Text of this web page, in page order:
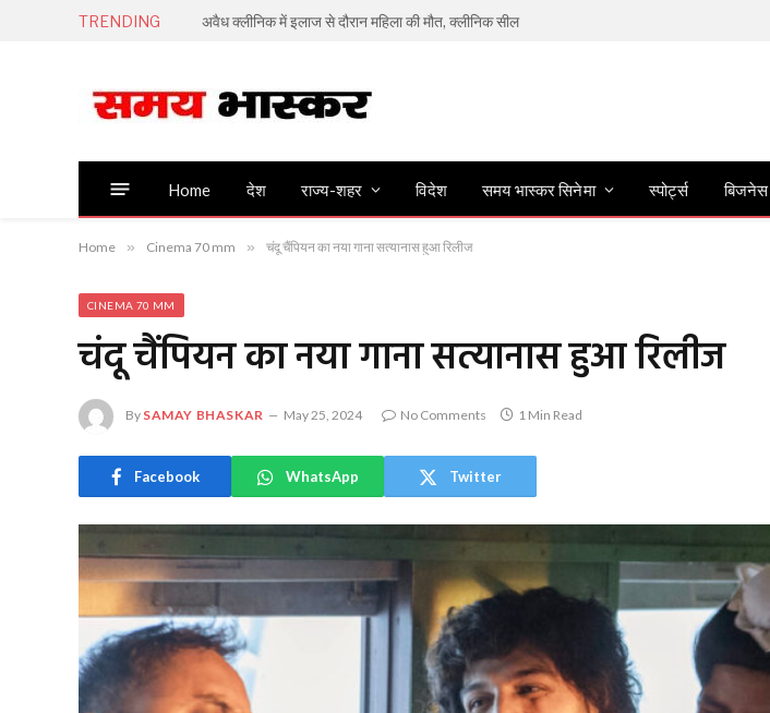
TRENDING अवैध क्लीनिक में इलाज से दौरान महिला की मौत, क्लीनिक सील
Home देश राज्य-शहर विदेश समय भास्कर सिनेमा स्पोर्ट्स बिजनेस
Home » Cinema 70 mm » चंदू चैंपियन का नया गाना सत्यानास हुआ रिलीज
CINEMA 70 MM
चंदू चैंपियन का नया गाना सत्यानास हुआ रिलीज
By SAMAY BHASKAR May 25, 2024 No Comments 1 Min Read
Facebook WhatsApp Twitter